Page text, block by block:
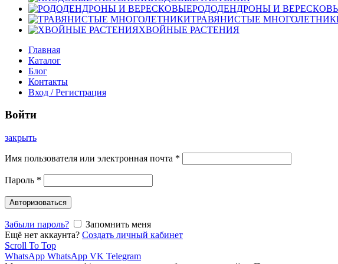
РОДОДЕНДРОНЫ И
ТРАВЯНИСТЫЕ
ХВОЙНЫЕ РАСТЕНИЯ
Главная
Каталог
Блог
Контакты
Вход / Регистрация
Войти
закрыть
Имя пользователя или электронная почта *
Пароль *
Авторизоваться
Забыли пароль?
Запомнить меня
Ещё нет аккаунта? Создать личный кабинет
Scroll To Top
WhatsApp WhatsApp VK Telegram